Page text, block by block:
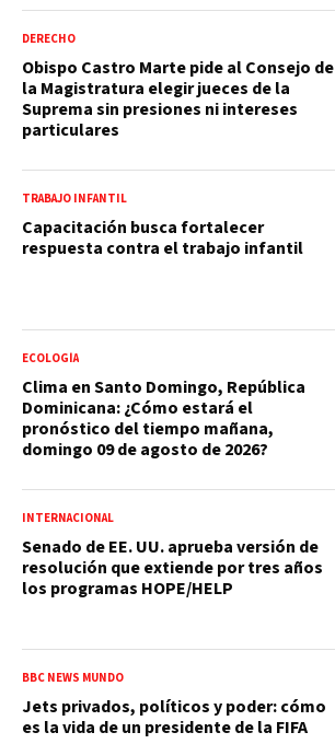
DERECHO
Obispo Castro Marte pide al Consejo de
la Magistratura elegir jueces de la
Suprema sin presiones ni intereses
particulares
TRABAJO INFANTIL
Capacitación busca fortalecer
respuesta contra el trabajo infantil
ECOLOGÍA
Clima en Santo Domingo, República
Dominicana: ¿Cómo estará el
pronóstico del tiempo mañana,
domingo 09 de agosto de 2026?
INTERNACIONAL
Senado de EE. UU. aprueba versión de
resolución que extiende por tres años
los programas HOPE/HELP
BBC NEWS MUNDO
Jets privados, políticos y poder: cómo
es la vida de un presidente de la FIFA